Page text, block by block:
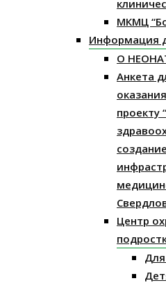
МКМЦ
Информация
О
Анкета
проекту
Центр